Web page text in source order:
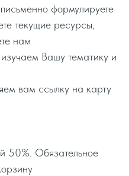
формулируете
текущие ресурсы,
нам
Вашу тематику и
вам ссылку на карту
50%. Обязательное